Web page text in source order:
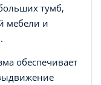
тумб,
мебели и
обеспечивает